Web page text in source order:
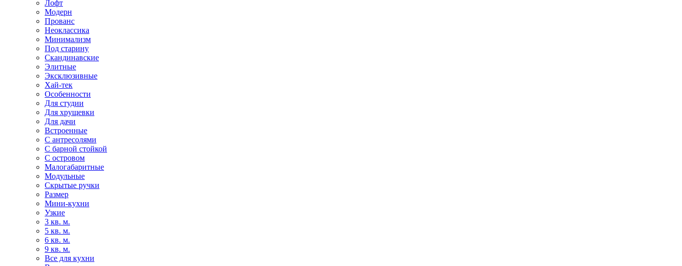
Лофт
Модерн
Прованс
Неоклассика
Минимализм
Под старину
Скандинавские
Элитные
Эксклюзивные
Хай-тек
Особенности
Для студии
Для хрущевки
Для дачи
Встроенные
С антресолями
С барной стойкой
С островом
Малогабаритные
Модульные
Скрытые ручки
Размер
Мини-кухни
Узкие
3 кв. м.
5 кв. м.
6 кв. м.
9 кв. м.
Все для кухни